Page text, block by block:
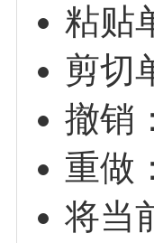
粘贴
剪切
撤销
重做
将当